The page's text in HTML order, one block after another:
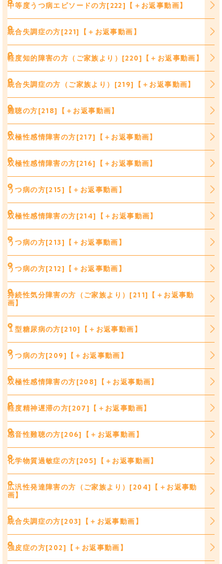
中等度うつ病エピソードの方[222]【＋お返事動画】
統合失調症の方[221]【＋お返事動画】
軽度知的障害の方（ご家族より）[220]【＋お返事動画】
統合失調症の方（ご家族より）[219]【＋お返事動画】
難聴の方[218]【＋お返事動画】
双極性感情障害の方[217]【＋お返事動画】
双極性感情障害の方[216]【＋お返事動画】
うつ病の方[215]【＋お返事動画】
双極性感情障害の方[214]【＋お返事動画】
うつ病の方[213]【＋お返事動画】
うつ病の方[212]【＋お返事動画】
持続性気分障害の方（ご家族より）[211]【＋お返事動
画】
１型糖尿病の方[210]【＋お返事動画】
うつ病の方[209]【＋お返事動画】
双極性感情障害の方[208]【＋お返事動画】
軽度精神遅滞の方[207]【＋お返事動画】
感音性難聴の方[206]【＋お返事動画】
化学物質過敏症の方[205]【＋お返事動画】
広汎性発達障害の方（ご家族より）[204]【＋お返事動
画】
統合失調症の方[203]【＋お返事動画】
強皮症の方[202]【＋お返事動画】